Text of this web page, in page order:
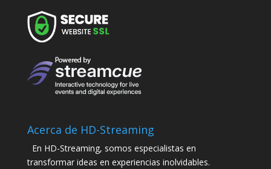
Acerca de HD-Streaming
En HD-Streaming, somos especialistas en
transformar ideas en experiencias inolvidables.